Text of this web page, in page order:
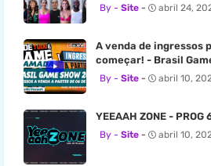
Site abril 24,
A venda de ingressos
começar! - Brasil
Site abril 10,
YEEAAH ZONE - PROG
Site abril 10,